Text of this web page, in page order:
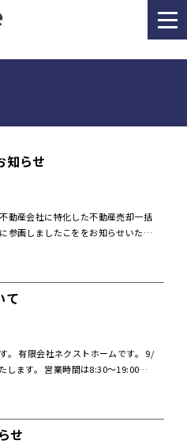
曜日 年末年始、お盆
お問い合わせ
知らせ
動産会社に特化した不動産売却一括
参画しましたこををお知らせいたし
て
。 有限会社ネクストホームです。 9/
します。 営業時間は8:30～19:00に
せ